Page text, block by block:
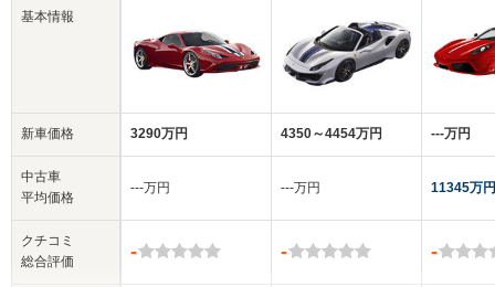
基本情報
新車価格
中古車
平均価格
クチコミ
総合評価
3290万円
‐‐‐万円
-
4350～4454万円
‐‐‐万円
-
‐‐‐万円
11345万円
-